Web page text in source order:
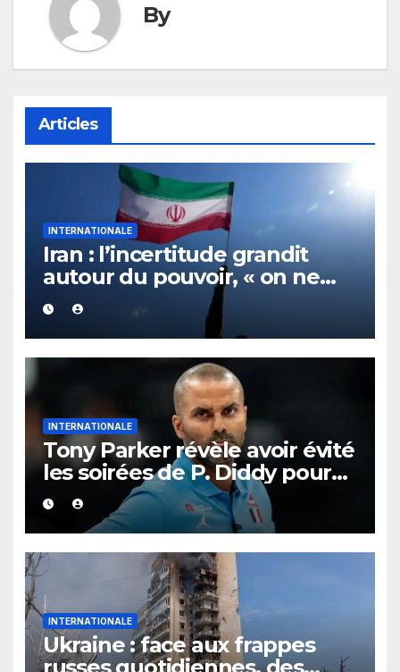
By
Articles
INTERNATIONALE
Iran : l’incertitude grandit
autour du pouvoir, « on ne
sait plus vraiment qui
gouverne »
INTERNATIONALE
Tony Parker révèle avoir évité
les soirées de P. Diddy pour
protéger Eva Longoria
INTERNATIONALE
Ukraine : face aux frappes